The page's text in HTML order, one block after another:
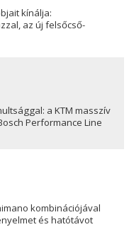
kínálja:
az új felsőcső-
a KTM masszív
Performance Line
kombinációjával
és hatótávot